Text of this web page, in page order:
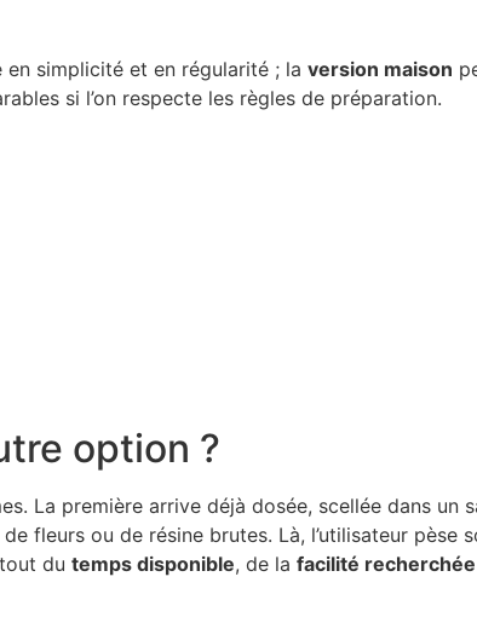
en simplicité et en régularité ; la version maison
si l’on respecte les règles de préparation.
option ?
La première arrive déjà dosée, scellée dans un
fleurs ou de résine brutes. Là, l’utilisateur pèse
du temps disponible, de la facilité recherchée